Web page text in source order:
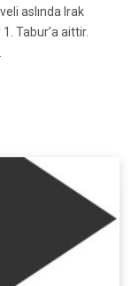
aslında Irak
Tabur’a aittir.